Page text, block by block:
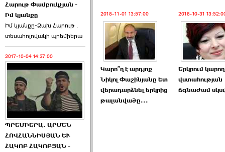
Հարութ Փամբուկչյան -
Իմ կյանքը
Իմ կյանքը-Ձախ Հարnւթ․
տեuաhnլnվակի պրեմիերա
2017-10-04 14:37:00
ՊՐԵՄԻԵՐԱ. ԱՐՄԵՆ
ՀՈՎՀԱՆՆԻՍՅԱՆ ԵՒ
ՀԱԿՈԲ ՀԱԿՈԲՅԱՆ -
2018-11-01 13:57:00
Կարո՞ղ է արդյոք
Նիկոլ Փաշինյանը ետ
վերադարձնել երկրից
թալանվածը...
2018-10-31
Երկրում կարող
վստահության
ճգնաժամ